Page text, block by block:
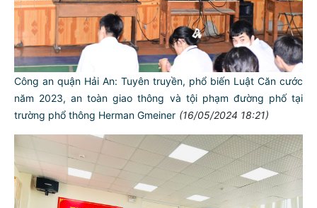
Công an quận Hải An: Tuyên truyền, phổ biến Luật Căn cước
năm 2023, an toàn giao thông và tội phạm đường phố tại
trường phổ thông Herman Gmeiner (16/05/2024 18:21)